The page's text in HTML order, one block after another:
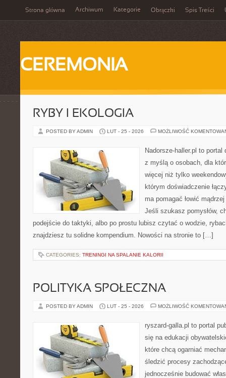
Strona główna Archiwum Kategorie Obrączki Spis Treści
CEREMONIA
RYBY I EKOLOGIA
POSTED BY ADMIN LUT - 25 - 2026 MOŻLIWOŚĆ
Nadorsze-haller.pl to portal
z myślą o osobach, dla
więcej niż tylko
którym doświadczenie
ma pomagać łowić
Jeśli szukasz pomysłów,
podejście do taktyki, albo po prostu lubisz czytać o wodzie,
znajdziesz tu solidne kompendium. Nowości na stronie to […]
CATEGORIES: TRENINGI NA SPALANIE KALORII
POLITYKA SPOŁECZNA
POSTED BY ADMIN LUT - 25 - 2026 MOŻLIWOŚĆ
ryszard-galla.pl to portal
się na edukacji
które chcą ogarniać
śledzić procesy
jednocześnie budować